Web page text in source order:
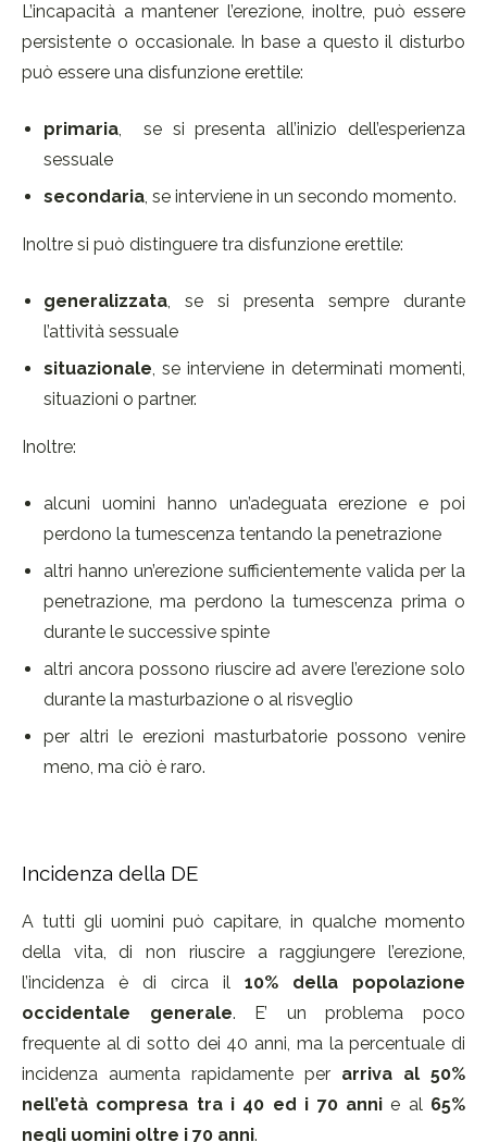
L’incapacità a mantener l’erezione, inoltre, può essere
persistente o occasionale. In base a questo il disturbo
può essere una disfunzione erettile:
primaria, se si presenta all’inizio dell’esperienza
sessuale
secondaria, se interviene in un secondo momento.
Inoltre si può distinguere tra disfunzione erettile:
generalizzata, se si presenta sempre durante
l’attività sessuale
situazionale, se interviene in determinati momenti,
situazioni o partner.
Inoltre:
alcuni uomini hanno un’adeguata erezione e poi
perdono la tumescenza tentando la penetrazione
altri hanno un’erezione sufficientemente valida per la
penetrazione, ma perdono la tumescenza prima o
durante le successive spinte
altri ancora possono riuscire ad avere l’erezione solo
durante la masturbazione o al risveglio
per altri le erezioni masturbatorie possono venire
meno, ma ciò è raro.
Incidenza della DE
A tutti gli uomini può capitare, in qualche momento
della vita, di non riuscire a raggiungere l’erezione,
l’incidenza è di circa il 10% della popolazione
occidentale generale. E’ un problema poco
frequente al di sotto dei 40 anni, ma la percentuale di
incidenza aumenta rapidamente per arriva al 50%
nell’età compresa tra i 40 ed i 70 annie al 65%
negli uomini oltre i 70 anni.